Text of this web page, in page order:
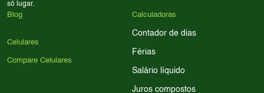
só lugar.
Blog
Celulares
Compare Celulares
Calculadoras
Contador de dias
Férias
Salário líquido
Juros compostos